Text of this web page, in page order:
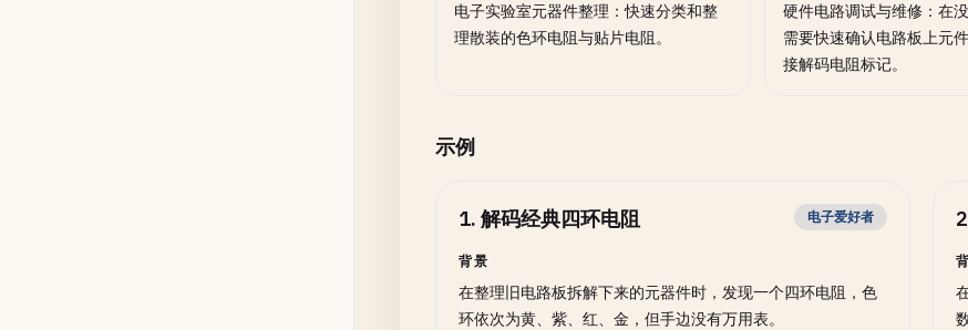
电子实验室元器件整理：快速分类和整
理散装的色环电阻与贴片电阻。
硬件电路调试与维修：在
需要快速确认电路板上元
接解码电阻标记。
示例
1. 解码经典四环电阻 电子爱好者
背景
在整理旧电路板拆解下来的元器件时，发现一个四环电阻，色
环依次为黄、紫、红、金，但手边没有万用表。
2